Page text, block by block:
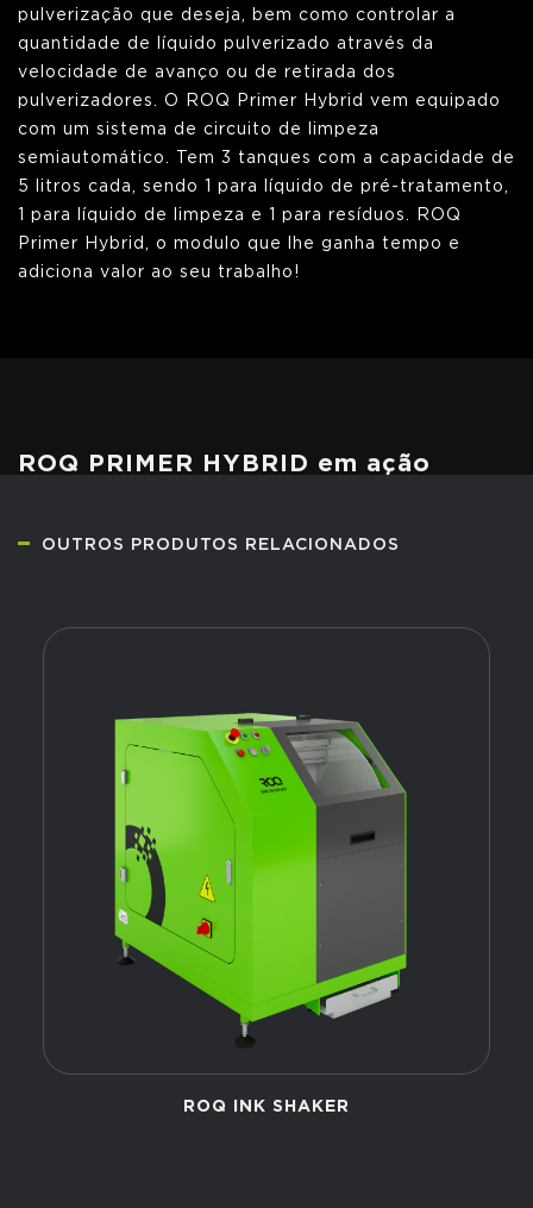
pulverização que deseja, bem como controlar a
quantidade de líquido pulverizado através da
velocidade de avanço ou de retirada dos
pulverizadores. O ROQ Primer Hybrid vem equipado
com um sistema de circuito de limpeza
semiautomático. Tem 3 tanques com a capacidade de
5 litros cada, sendo 1 para líquido de pré-tratamento,
1 para líquido de limpeza e 1 para resíduos. ROQ
Primer Hybrid, o modulo que lhe ganha tempo e
adiciona valor ao seu trabalho!
ROQ PRIMER HYBRID em ação
OUTROS PRODUTOS RELACIONADOS
ROQ INK SHAKER